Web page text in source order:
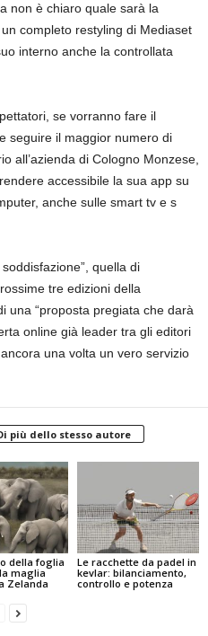
non è chiaro quale sarà la
completo restyling di Mediaset
interno anche la controllata
se vorranno fare il
seguire il maggior numero di
all’azienda di Cologno Monzese,
accessibile la sua app su
anche sulle smart tv e s
quella di
tre edizioni della
una “proposta pregiata che darà
online già leader tra gli editori
una volta un vero servizio
più dello stesso autore
della foglia
maglia
Zelanda
Le racchette da padel in
kevlar: bilanciamento,
controllo e potenza